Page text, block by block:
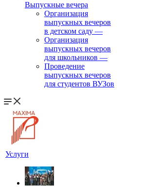
Выпускные вечера
Организация
выпускных вечеров
в детском саду —
Организация
выпускных вечеров
для школьников —
Проведение
выпускных вечеров
для студентов ВУЗов
Услуги